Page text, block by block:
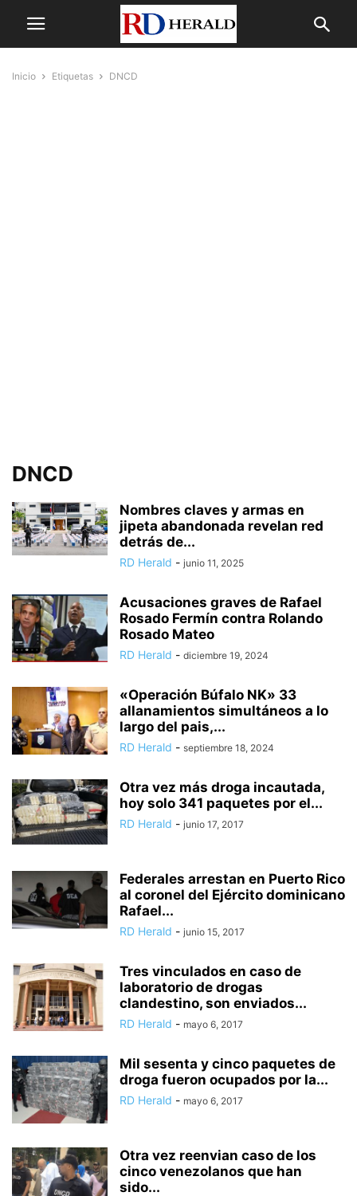
Inicio Etiquetas DNCD
DNCD
Nombres claves y armas en
jipeta abandonada revelan red
detrás de...
RD Herald - junio 11, 2025
Acusaciones graves de Rafael
Rosado Fermín contra Rolando
Rosado Mateo
RD Herald - diciembre 19, 2024
«Operación Búfalo NK» 33
allanamientos simultáneos a lo
largo del pais,...
RD Herald - septiembre 18, 2024
Otra vez más droga incautada,
hoy solo 341 paquetes por el...
RD Herald - junio 17, 2017
Federales arrestan en Puerto Rico
al coronel del Ejército dominicano
Rafael...
RD Herald - junio 15, 2017
Tres vinculados en caso de
laboratorio de drogas
clandestino, son enviados...
RD Herald - mayo 6, 2017
Mil sesenta y cinco paquetes de
droga fueron ocupados por la...
RD Herald - mayo 6, 2017
Otra vez reenvian caso de los
cinco venezolanos que han
sido...